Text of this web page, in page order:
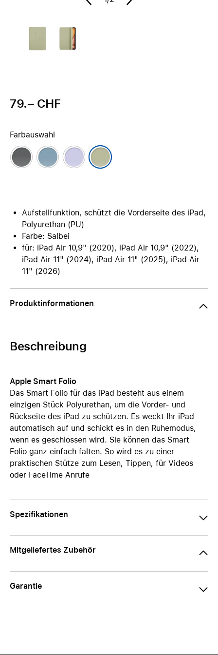
79.– CHF
Farbauswahl
Aufstellfunktion, schützt die Vorderseite des iPad,
Polyurethan (PU)
Farbe: Salbei
für: iPad Air 10,9" (2020), iPad Air 10,9" (2022),
iPad Air 11" (2024), iPad Air 11" (2025), iPad Air
11" (2026)
Produktinformationen
Beschreibung
Apple Smart Folio
Das Smart Folio für das iPad besteht aus einem
einzigen Stück Polyurethan, um die Vorder- und
Rückseite des iPad zu schützen. Es weckt Ihr iPad
automatisch auf und schickt es in den Ruhemodus,
wenn es geschlossen wird. Sie können das Smart
Folio ganz einfach falten. So wird es zu einer
praktischen Stütze zum Lesen, Tippen, für Videos
oder FaceTime Anrufe
Spezifikationen
Mitgeliefertes Zubehör
Garantie